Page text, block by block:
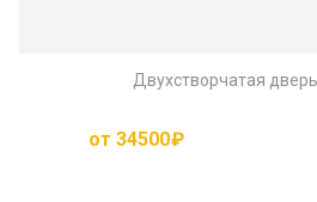
Двухстворчатая дверь
от 34500₽